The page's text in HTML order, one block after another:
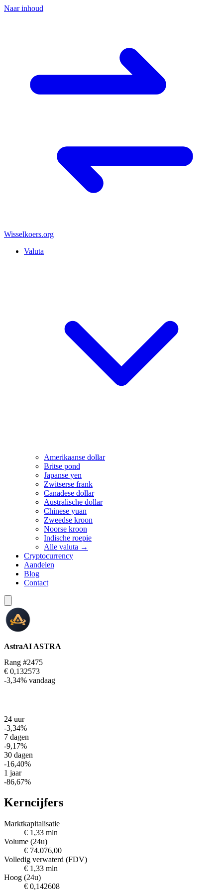
Naar inhoud
Wisselkoers.org
Valuta
Amerikaanse dollar
Britse pond
Japanse yen
Zwitserse frank
Canadese dollar
Australische dollar
Chinese yuan
Zweedse kroon
Noorse kroon
Indische roepie
Alle valuta →
Cryptocurrency
Aandelen
Blog
Contact
AstraAI ASTRA
Rang #2475
€ 0,132573
-3,34% vandaag
24 uur
-3,34%
7 dagen
-9,17%
30 dagen
-16,40%
1 jaar
-86,67%
Kerncijfers
Marktkapitalisatie
€ 1,33 mln
Volume (24u)
€ 74.076,00
Volledig verwaterd (FDV)
€ 1,33 mln
Hoog (24u)
€ 0,142608